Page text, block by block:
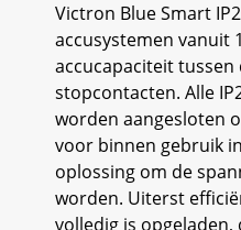
Victron Blue Smart
accusystemen vanuit
accucapaciteit tussen
stopcontacten. Alle
worden aangesloten
voor binnen gebruik
oplossing om de
worden. Uiterst
volledig is